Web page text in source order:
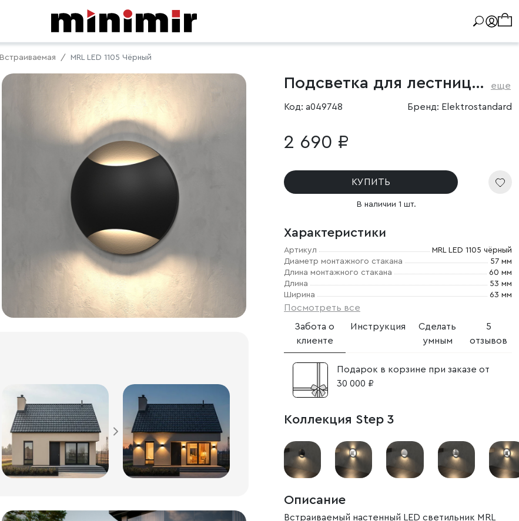
Встраиваемая MRL LED 1105 Чёрный
Подсветка для лестниц и дорожек еще
Код: a049748 Бренд: Elektrostandard
2 690 ₽
КУПИТЬ
В наличии 1 шт.
Характеристики
Артикул
MRL LED 1105 чёрный
Диаметр монтажного стакана
57 мм
Длина монтажного стакана
60 мм
Длина
53 мм
Ширина
63 мм
Посмотреть все
Забота о
клиенте
Инструкция
Сделать
умным
5
отзывов
Подарок в корзине при заказе от
30 000 ₽
Коллекция Step 3
Описание
Встраиваемый настенный LED светильник MRL